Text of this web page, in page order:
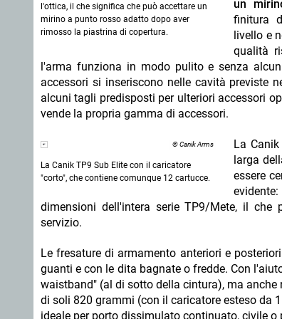
l'ottica, il che significa che può accettare un
mirino a punto rosso adatto dopo aver
rimosso la piastrina di copertura.
un
finitura
livello e
qualità
l'arma funziona in modo pulito e senza
accessori si inseriscono nelle cavità previste
alcuni tagli predisposti per ulteriori accessori
vende la propria gamma di accessori.
© Canik Arms
La Canik TP9 Sub Elite con il caricatore
"corto", che contiene comunque 12 cartucce.
La
larga
essere
dimensioni dell'intera serie TP9/Mete, il
servizio.
Le fresature di armamento anteriori e
guanti e con le dita bagnate o fredde. Con
waistband" (al di sotto della cintura), ma
di soli 820 grammi (con il caricatore esteso da
ideale per porto dissimulato continuato, civile o